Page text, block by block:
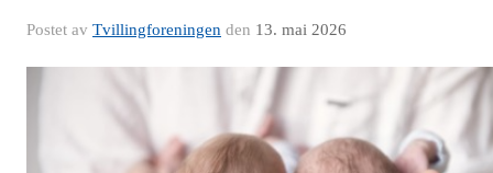
Postet av Tvillingforeningen den 13. mai 2026